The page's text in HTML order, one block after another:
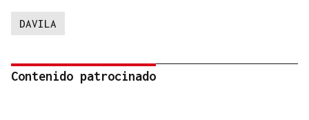
DAVILA
Contenido patrocinado